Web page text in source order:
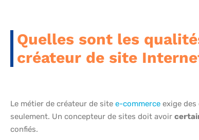
Quelles sont les
créateur de site
Le métier de créateur de site e-commerce exige
seulement. Un concepteur de sites doit avoir
confiés.